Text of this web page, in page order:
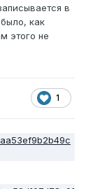
в
как
этого не
1